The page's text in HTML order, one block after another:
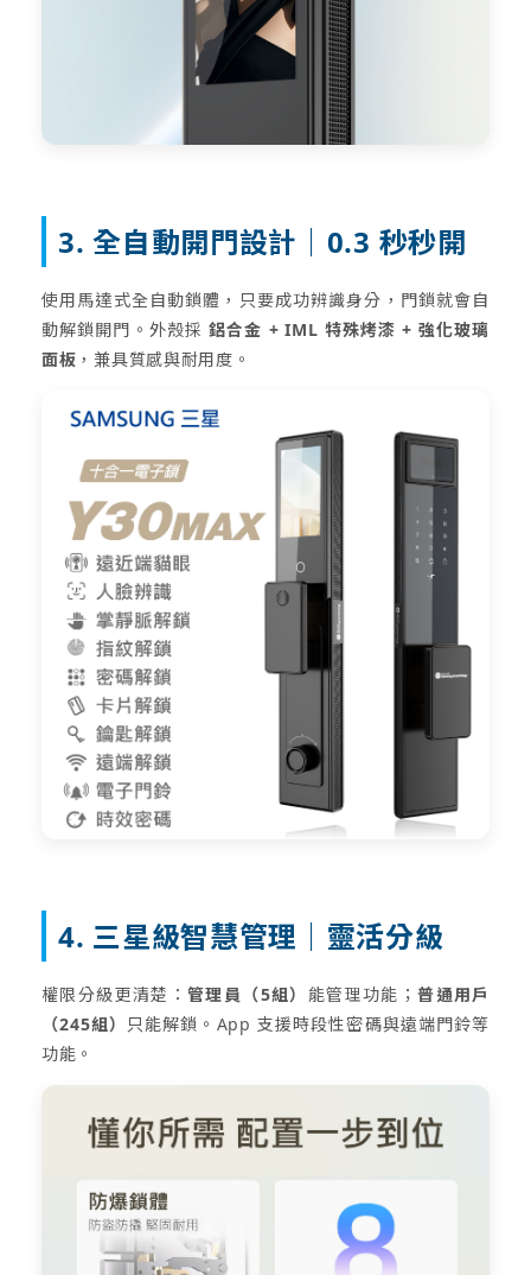
3. 全自動開門設計｜0.3 秒秒開
使用馬達式全自動鎖體，只要成功辨識身分，門鎖就會自
動解鎖開門。外殼採鋁合金 + IML 特殊烤漆 + 強化玻璃
面板 ，兼具質感與耐用度。
4. 三星級智慧管理｜靈活分級
權限分級更清楚：管理員（5組） 能管理功能； 普通用戶
（245組）
只能解鎖。App 支援時段性密碼與遠端門鈴等
功能。